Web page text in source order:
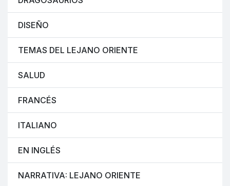
DISEÑO
TEMAS DEL LEJANO ORIENTE
SALUD
FRANCÉS
ITALIANO
EN INGLÉS
NARRATIVA: LEJANO ORIENTE